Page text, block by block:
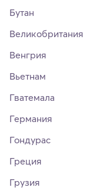
Бутан
Великобритания
Венгрия
Вьетнам
Гватемала
Германия
Гондурас
Греция
Грузия